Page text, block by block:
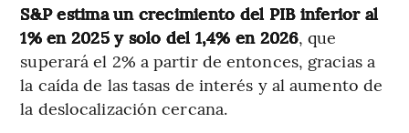
S&P estima un crecimiento del PIB inferior al
1% en 2025 y solo del 1,4% en 2026, que
superará el 2% a partir de entonces, gracias a
la caída de las tasas de interés y al aumento de
la deslocalización cercana.